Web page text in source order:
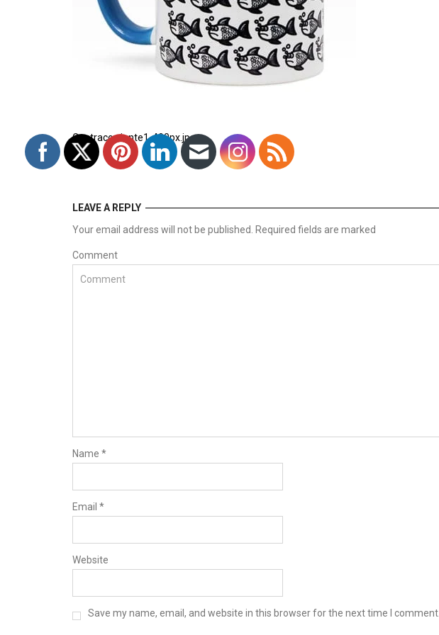
Contracorriente1-400px.jpg
LEAVE A REPLY
Your email address will not be published. Required fields are marked
Comment
Name *
Email *
Website
Save my name, email, and website in this browser for the next time I comment.